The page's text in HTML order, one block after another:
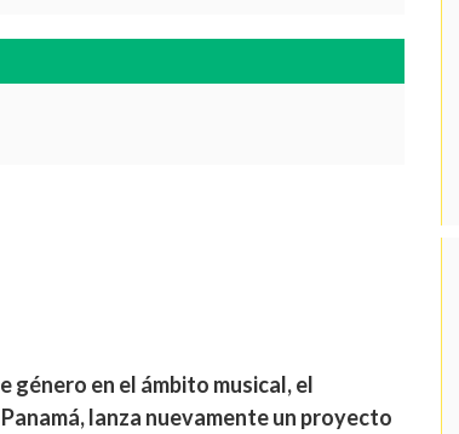
género en el ámbito musical, el
lanza nuevamente un proyecto